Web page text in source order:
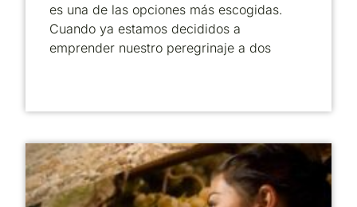
es una de las opciones más escogidas.
Cuando ya estamos decididos a
emprender nuestro peregrinaje a dos